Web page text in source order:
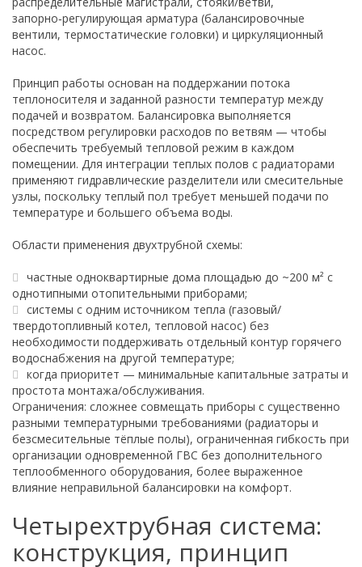
запорно‑регулирующая арматура (балансировочные
вентили, термостатические головки) и циркуляционный
насос.
Принцип работы основан на поддержании потока
теплоносителя и заданной разности температур между
подачей и возвратом. Балансировка выполняется
посредством регулировки расходов по ветвям — чтобы
обеспечить требуемый тепловой режим в каждом
помещении. Для интеграции теплых полов с радиаторами
применяют гидравлические разделители или смесительные
узлы, поскольку теплый пол требует меньшей подачи по
температуре и большего объема воды.
Области применения двухтрубной схемы:
частные одноквартирные дома площадью до ~200 м² с
однотипными отопительными приборами;
системы с одним источником тепла (газовый/
твердотопливный котел, тепловой насос) без
необходимости поддерживать отдельный контур горячего
водоснабжения на другой температуре;
когда приоритет — минимальные капитальные затраты и
простота монтажа/обслуживания.
Ограничения: сложнее совмещать приборы с существенно
разными температурными требованиями (радиаторы и
безсмесительные тёплые полы), ограниченная гибкость при
организации одновременной ГВС без дополнительного
теплообменного оборудования, более выраженное
влияние неправильной балансировки на комфорт.
Четырехтрубная система:
конструкция, принцип